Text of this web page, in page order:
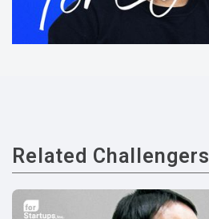
Related Challengers